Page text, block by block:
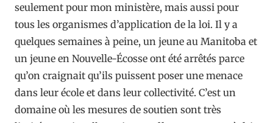
seulement pour mon ministère, mais aussi pour
tous les organismes d’application de la loi. Il y a
quelques semaines à peine, un jeune au Manitoba et
un jeune en Nouvelle-Écosse ont été arrêtés parce
qu’on craignait qu’ils puissent poser une menace
dans leur école et dans leur collectivité. C’est un
domaine où les mesures de soutien sont très